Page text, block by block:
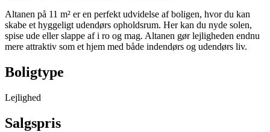
Altanen på 11 m² er en perfekt udvidelse af boligen, hvor du kan
skabe et hyggeligt udendørs opholdsrum. Her kan du nyde solen,
spise ude eller slappe af i ro og mag. Altanen gør lejligheden endnu
mere attraktiv som et hjem med både indendørs og udendørs liv.
Boligtype
Lejlighed
Salgspris